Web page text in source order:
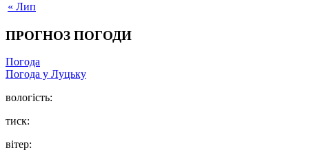
« Лип
ПРОГНОЗ ПОГОДИ
Погода
Погода у Луцьку
вологість:
тиск:
вітер: